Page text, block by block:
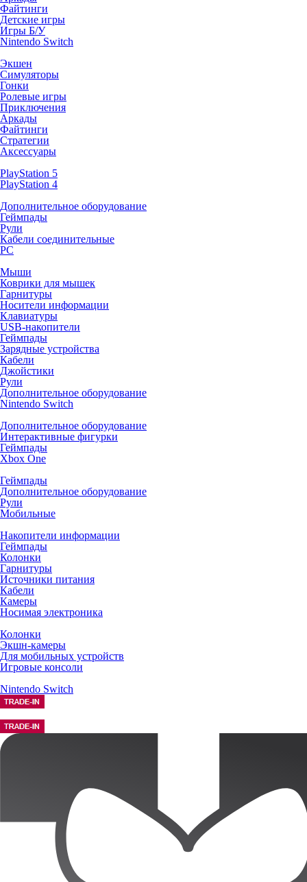
Файтинги
Детские игры
Игры Б/У
Nintendo Switch
Экшен
Симуляторы
Гонки
Ролевые игры
Приключения
Аркады
Файтинги
Стратегии
Аксессуары
PlayStation 5
PlayStation 4
Дополнительное оборудование
Геймпады
Рули
Кабели соединительные
PC
Мыши
Коврики для мышек
Гарнитуры
Носители информации
Клавиатуры
USB-накопители
Геймпады
Зарядные устройства
Кабели
Джойстики
Рули
Дополнительное оборудование
Nintendo Switch
Дополнительное оборудование
Интерактивные фигурки
Геймпады
Xbox One
Геймпады
Дополнительное оборудование
Рули
Мобильные
Накопители информации
Геймпады
Колонки
Гарнитуры
Источники питания
Кабели
Камеры
Носимая электроника
Колонки
Экшн-камеры
Для мобильных устройств
Игровые консоли
Nintendo Switch